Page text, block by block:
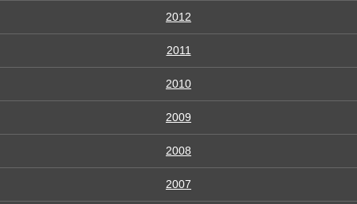
2012
2011
2010
2009
2008
2007